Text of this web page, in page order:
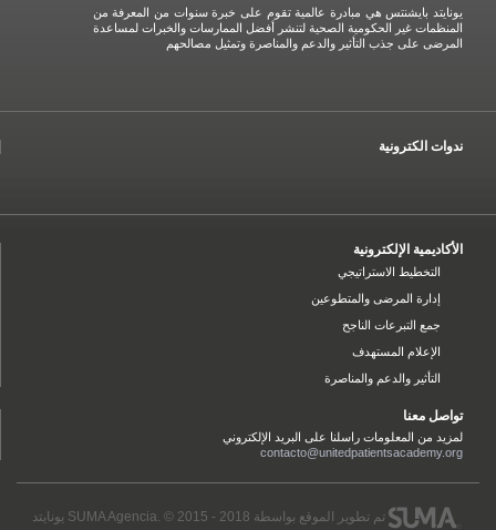
يونايتد بايشنتس هي مبادرة عالمية تقوم على خبرة سنوات من المعرفة من
المنظمات غير الحكومية الصحية لتنشر أفضل الممارسات والخبرات لمساعدة
المرضى على جذب التأثير والدعم والمناصرة وتمثيل مصالحهم
ندوات الكترونية
الأكاديمية الإلكترونية
التخطيط الاستراتيجي
إدارة المرضى والمتطوعين
جمع التبرعات الناجح
الإعلام المستهدف
التأثير والدعم والمناصرة
تواصل معنا
لمزيد من المعلومات راسلنا على البريد الإلكتروني
contacto@unitedpatientsacademy.org
تم تطوير الموقع بواسطة SUMA Agencia . © 2015 - 2018 يونايتد